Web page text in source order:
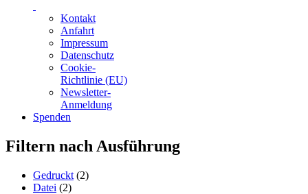
Kontakt
Anfahrt
Impressum
Datenschutz
Cookie-
Richtlinie (EU)
Newsletter-
Anmeldung
Spenden
Skip
to
Filtern nach Ausführung
Gedruckt (2)
Datei (2)